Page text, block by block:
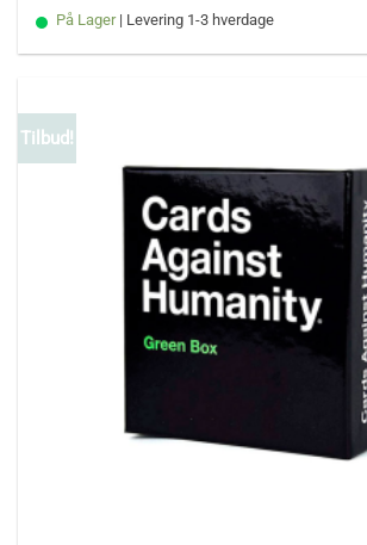
På Lager | Levering 1-3 hverdage
Tilbud!